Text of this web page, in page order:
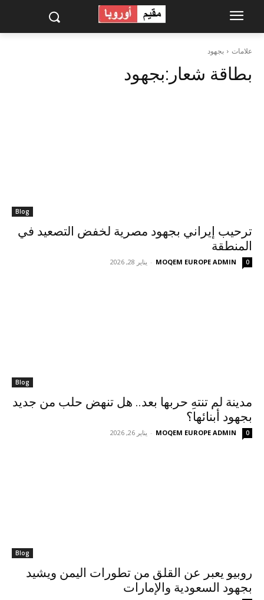
علامات بجهود
بطاقة شعار:بجهود
Blog
ترحيب إيراني بجهود مصرية لخفض التصعيد في
المنطقة
MOQEM EUROPE ADMIN
- يناير 28, 2026 0
Blog
مدينة لم تنتهِ حربها بعد.. هل تنهض حلب من جديد
بجهود أبنائها؟
MOQEM EUROPE ADMIN
- يناير 26, 2026 0
Blog
روبيو يعبر عن القلق من تطورات اليمن ويشيد
بجهود السعودية والإمارات